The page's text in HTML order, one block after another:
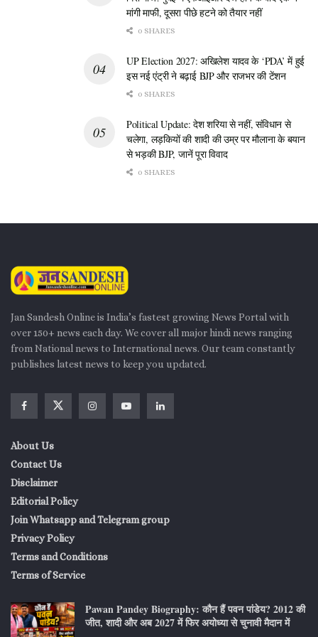
मांगी माफी, दूसरा पीछे हटने को तैयार नहीं
0 SHARES
UP Election 2027: अखिलेश यादव के ‘PDA’ में हुई
इस नई एंट्री ने बढ़ाई BJP और राजभर की टेंशन
0 SHARES
Political Update: देश शरिया से नहीं, संविधान से
चलेगा, लड़कियों की शादी की उम्र पर मौलाना के बयान
से भड़की BJP, जानें पूरा विवाद
0 SHARES
Jan Sandesh Online is India’s fastest growing News Portal with
over 150+ news each day. We cover all major hindi news ranging
from National news to International news. Our team constantly
publishes latest news to keep you updated.
About Us
Contact Us
Disclaimer
Editorial Policy
Join Whatsapp and Telegram group
Privacy Policy
Terms and Conditions
Terms of Service
Pawan Pandey Biography: कौन हैं पवन पांडेय? 2012 की
जीत, शादी और अब 2027 में फिर अयोध्या से चुनावी मैदान में